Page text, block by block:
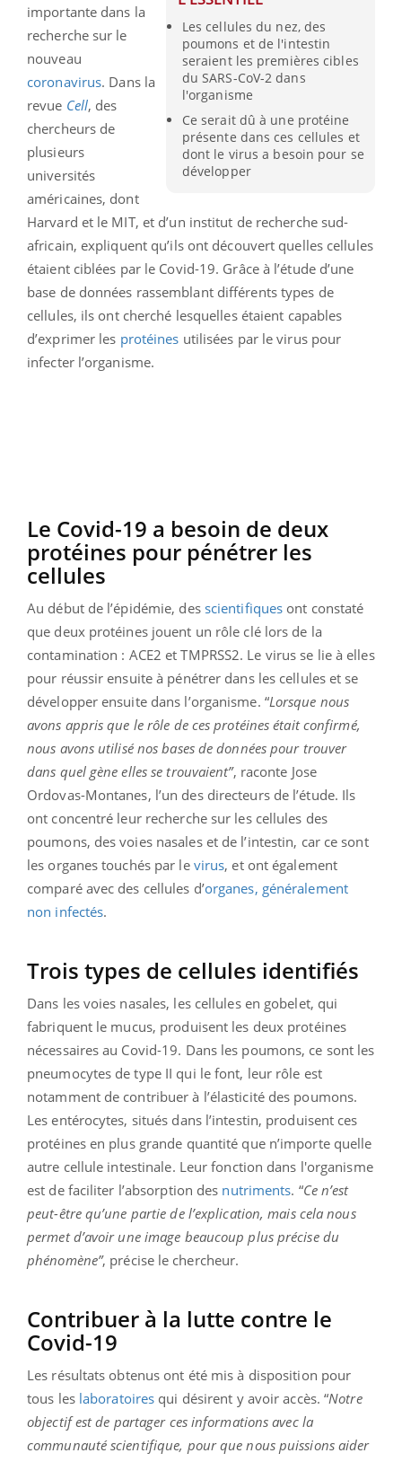
Les cellules du nez, des
poumons et de l'intestin
seraient les premières cibles
du SARS-CoV-2 dans
l'organisme
Ce serait dû à une protéine
présente dans ces cellules et
dont le virus a besoin pour se
développer
importante dans la
recherche sur le
nouveau
coronavirus. Dans la
revue Cell, des
chercheurs de
plusieurs
universités
américaines, dont
Harvard et le MIT, et d’un institut de recherche sud-
africain, expliquent qu’ils ont découvert quelles cellules
étaient ciblées par le Covid-19. Grâce à l’étude d’une
base de données rassemblant différents types de
cellules, ils ont cherché lesquelles étaient capables
d’exprimer les protéines utilisées par le virus pour
infecter l’organisme.
Le Covid-19 a besoin de deux
protéines pour pénétrer les
cellules
Au début de l’épidémie, des scientifiques ont constaté
que deux protéines jouent un rôle clé lors de la
contamination : ACE2 et TMPRSS2. Le virus se lie à elles
pour réussir ensuite à pénétrer dans les cellules et se
développer ensuite dans l’organisme. “Lorsque nous
avons appris que le rôle de ces protéines était confirmé,
nous avons utilisé nos bases de données pour trouver
dans quel gène elles se trouvaient”, raconte Jose
Ordovas-Montanes, l’un des directeurs de l’étude. Ils
ont concentré leur recherche sur les cellules des
poumons, des voies nasales et de l’intestin, car ce sont
les organes touchés par le virus, et ont également
comparé avec des cellules d’organes, généralement
non infectés.
Trois types de cellules identifiés
Dans les voies nasales, les cellules en gobelet, qui
fabriquent le mucus, produisent les deux protéines
nécessaires au Covid-19. Dans les poumons, ce sont les
pneumocytes de type II qui le font, leur rôle est
notamment de contribuer à l’élasticité des poumons.
Les entérocytes, situés dans l’intestin, produisent ces
protéines en plus grande quantité que n’importe quelle
autre cellule intestinale. Leur fonction dans l'organisme
est de faciliter l’absorption des nutriments. “Ce n’est
peut-être qu’une partie de l’explication, mais cela nous
permet d’avoir une image beaucoup plus précise du
phénomène”, précise le chercheur.
Contribuer à la lutte contre le
Covid-19
Les résultats obtenus ont été mis à disposition pour
tous les laboratoires qui désirent y avoir accès. “Notre
objectif est de partager ces informations avec la
communauté scientifique, pour que nous puissions aider